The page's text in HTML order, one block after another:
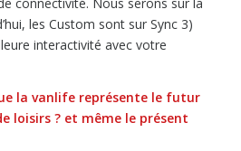
les Custom sont sur Sync 3)
interactivité avec votre
la vanlife représente le futur
loisirs ? et même le présent